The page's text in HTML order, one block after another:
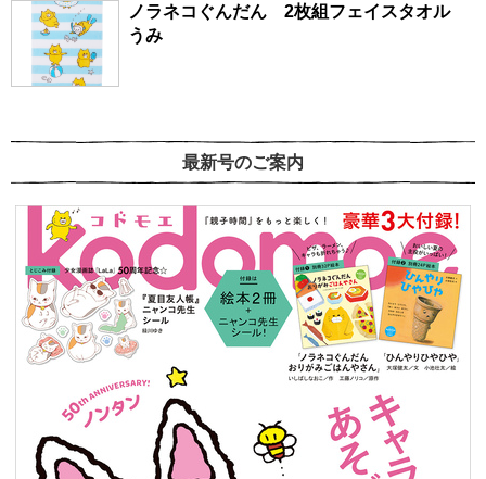
ノラネコぐんだん 2枚組フェイスタオル
うみ
最新号のご案内